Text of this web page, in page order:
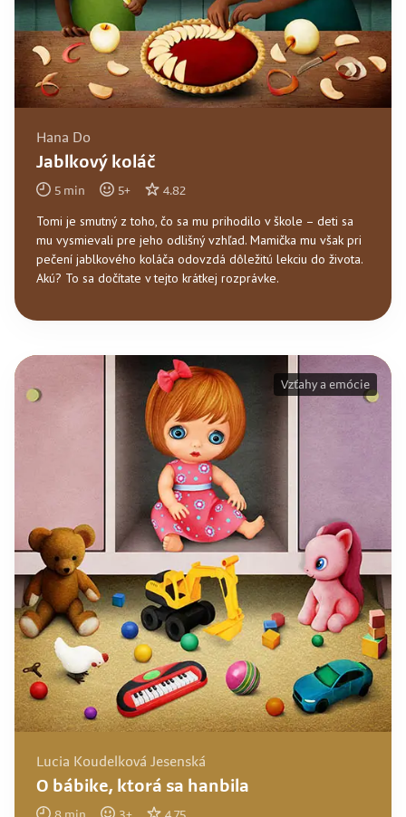
Hana Do
Jablkový koláč
5 min 5+ 4.82
Tomi je smutný z toho, čo sa mu prihodilo v škole – deti sa
mu vysmievali pre jeho odlišný vzhľad. Mamička mu však pri
pečení jablkového koláča odovzdá dôležitú lekciu do života.
Akú? To sa dočítate v tejto krátkej rozprávke.
Lucia Koudelková Jesenská
O bábike, ktorá sa hanbila
Vzťahy a emócie